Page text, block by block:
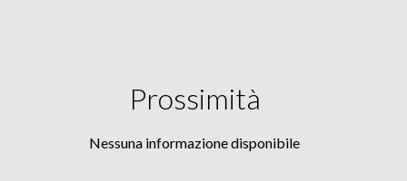
Prossimità
Nessuna informazione disponibile